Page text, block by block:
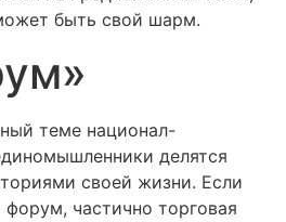
быть свой шарм.
теме национал-
делятся
своей жизни. Если
частично торговая